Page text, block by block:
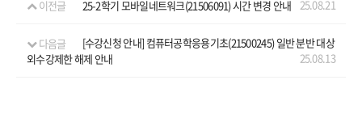
이전글 25-2학기 모바일네트워크(21506091) 시간 변경 안내 25.08.21
다음글
[수강신청 안내] 컴퓨터공학응용기초(21500245) 일반 분반 대상
외수강제한 해제 안내
25.08.13